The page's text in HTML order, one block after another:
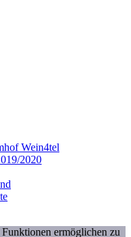
Wein4tel
2020
ermöglichen zu